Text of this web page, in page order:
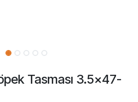
Tasması 3.5x47-